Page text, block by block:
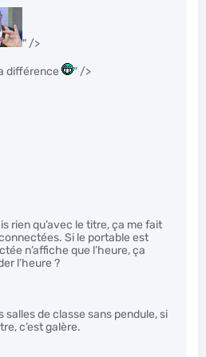
" />
différence " />
rien qu’avec le titre, ça me fait
Si le portable est
n’affiche que l’heure, ça
l’heure ?
salles de classe sans pendule, si
c’est galère.